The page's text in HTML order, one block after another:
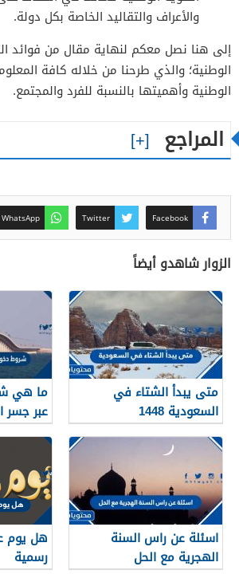
والأعراف والتقاليد الخاصة بكل دولة.
إلى هنا نصل معكم لنهاية مقال من فوائد
الوطنية؛ والذي طرحنا من خلاله كافة
الوطنية وأهميتها بالنسبة للفرد والمجتمع.
المراجع
Facebook
Twitter
WhatsApp
الزوار شاهدو أيضاً
متى يبدأ الشتاء في
السعودية 1448
ما هي
1448
اسئلة عن راس السنة
الهجرية مع الحل
هل يوم
رسمية